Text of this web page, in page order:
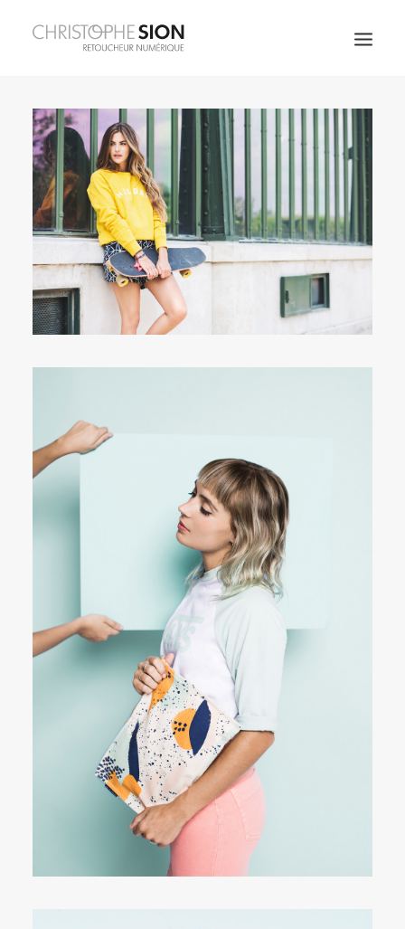
JOAILLERIE
FRAGRANCES
SPIRITUEUX
ART DE LA TABLE
MODE & BEAUTÉ
COSMÉTIQUES
ARCHITECTURE
CORPORATE
PERSO
CONTACT